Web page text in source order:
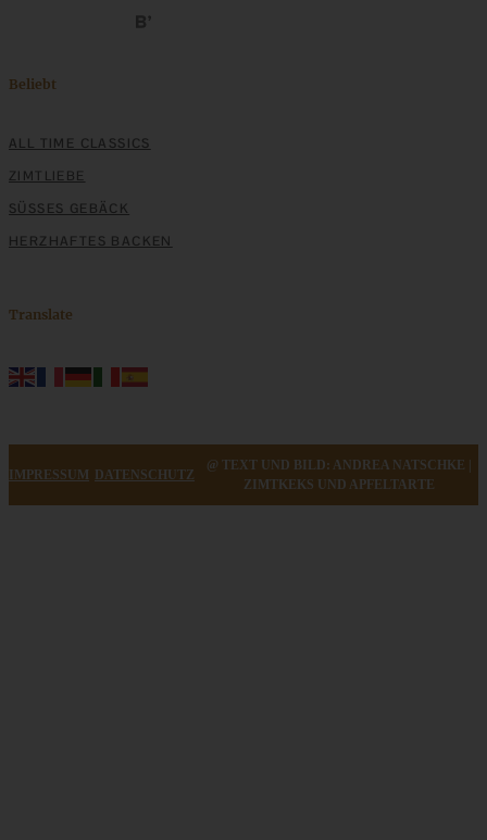
Beliebt
ALL TIME CLASSICS
ZIMTLIEBE
SÜSSES GEBÄCK
HERZHAFTES BACKEN
Translate
IMPRESSUM DATENSCHUTZ
@ TEXT UND BILD: ANDREA NATSCHKE |
ZIMTKEKS UND APFELTARTE